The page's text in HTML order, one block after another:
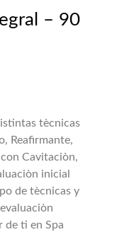
– 90
tècnicas
Reafirmante,
Cavitaciòn,
inicial
de tècnicas y
de ti en Spa